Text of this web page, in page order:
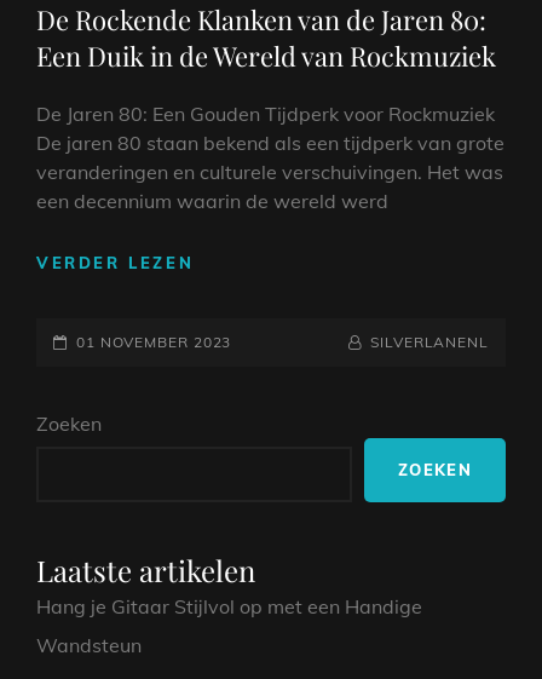
De Rockende Klanken van de Jaren 80:
Een Duik in de Wereld van Rockmuziek
De Jaren 80: Een Gouden Tijdperk voor Rockmuziek
De jaren 80 staan bekend als een tijdperk van grote
veranderingen en culturele verschuivingen. Het was
een decennium waarin de wereld werd
VERDER LEZEN
VAN
VAN
ROCKMUZIEK
GEPLAATST
01 NOVEMBER 2023 NAAMREGEL
BYLINE
SILVERLANENL
Zoeken
ZOEKEN
Laatste artikelen
Hang je Gitaar Stijlvol op met een Handige
Wandsteun